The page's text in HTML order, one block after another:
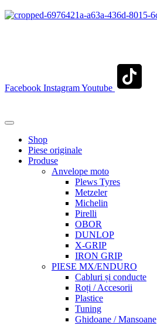
Facebook InstagramYoutube
Shop
Piese originale
Produse
Anvelope moto
Plews Tyres
Metzeler
Michelin
Pirelli
OBOR
DUNLOP
X-GRIP
IRON GRIP
PIESE MX/ENDURO
Cabluri și conducte
Roți / Accesorii
Plastice
Tuning
Ghidoane / Mansoane